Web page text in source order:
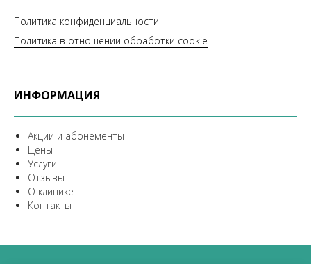
Политика конфиденциальности
Политика в отношении обработки cookie
ИНФОРМАЦИЯ
Акции и абонементы
Цены
Услуги
Отзывы
О клинике
Контакты